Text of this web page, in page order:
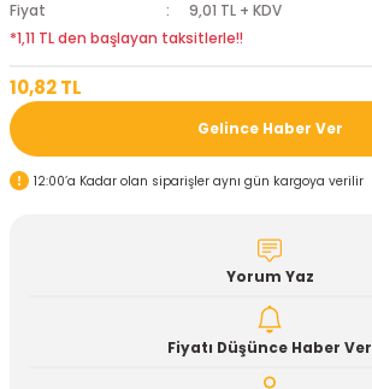
Fiyat
9,01 TL + KDV
*1,11 TL den başlayan taksitlerle!!
10,82 TL
Gelince Haber Ver
12:00’a Kadar olan siparişler aynı gün kargoya verilir
Yorum Yaz
Fiyatı Düşünce Haber Ver